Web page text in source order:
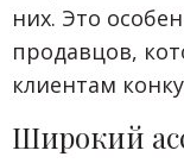
них. Это
продавцов,
клиентам
Широкий